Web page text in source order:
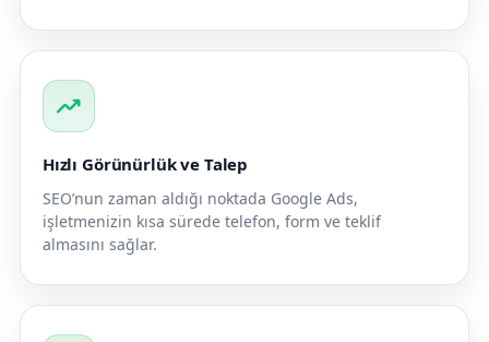
trending_up
Hızlı Görünürlük ve Talep
SEO’nun zaman aldığı noktada Google Ads,
işletmenizin kısa sürede telefon, form ve teklif
almasını sağlar.